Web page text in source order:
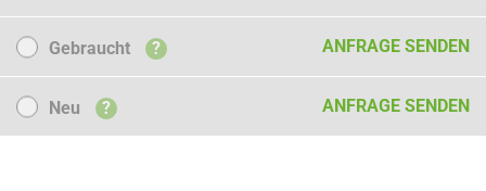
Gebraucht
Gebraucht ? ANFRAGE SENDEN
NeuNeu ? ANFRAGE SENDEN